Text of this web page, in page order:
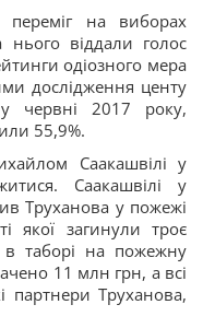
на виборах
віддали голос
одіозного мера
дослідження центу
червні 2017 року,
55,9%.
Саакашвілі у
Саакашвілі у
Труханова у пожежі
якої загинули троє
в таборі на пожежну
11 млн грн, а всі
партнери Труханова,